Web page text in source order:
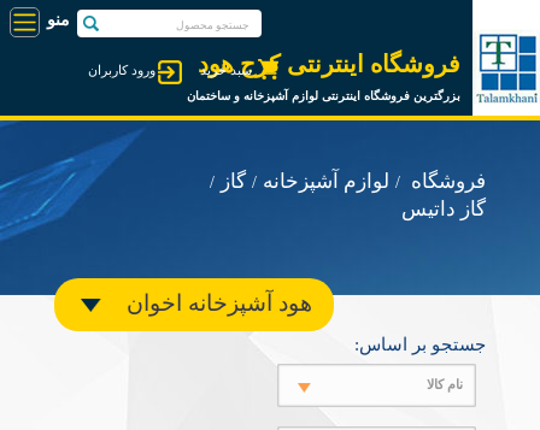
فروشگاه اینترنتی کرج هود
بزرگترین فروشگاه اینترنتی لوازم آشپزخانه و ساختمان
ورود کاربران سبد خرید
فروشگاه لوازم آشپزخانه
گاز
گاز داتیس
هود آشپزخانه اخوان
جستجو بر اساس:
نام کالا